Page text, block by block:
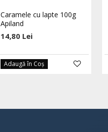
Caramele cu lapte 100g
Apiland
14,80 Lei
Adaugă în Coş